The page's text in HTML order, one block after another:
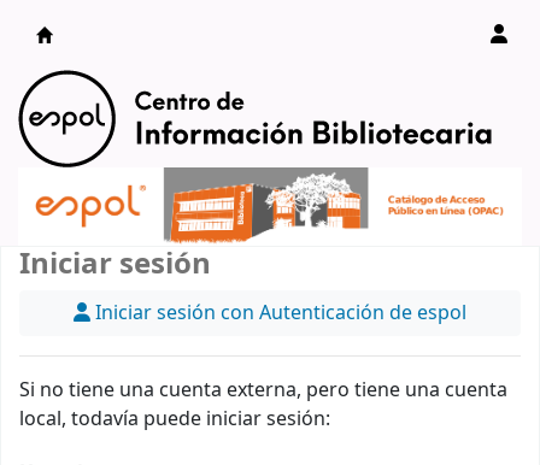
Catálogo en línea
Iniciar sesión
Iniciar sesión con Autenticación de espol
Si no tiene una cuenta externa, pero tiene una cuenta
local, todavía puede iniciar sesión: